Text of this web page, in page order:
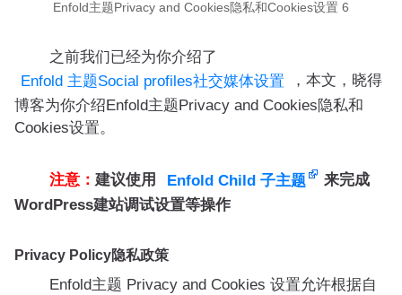
Enfold主题Privacy and Cookies隐私和Cookies设置 6
之前我们已经为你介绍了
Enfold 主题Social profiles社交媒体设置
，本文，晓得
博客为你介绍Enfold主题Privacy and Cookies隐私和
Cookies设置。
注意： 建议使用 Enfold Child 子主题
来完成
WordPress建站调试设置等操作
Privacy Policy隐私政策
Enfold主题 Privacy and Cookies 设置允许根据自